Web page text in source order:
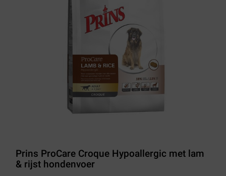
Prins ProCare Croque Hypoallergic met lam
& rijst hondenvoer